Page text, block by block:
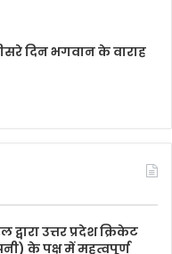
दिन भगवान के वाराह
उत्तर प्रदेश क्रिकेट
के पक्ष में महत्वपूर्ण